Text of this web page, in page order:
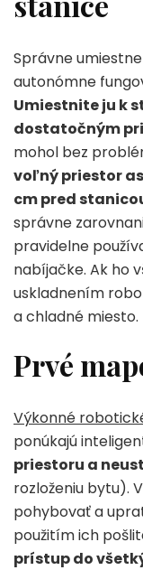
Správne
autonómne
Umiestnite ju k
dostatočným
mohol bez
voľný priestor
cm pred
správne
pravidelne
nabíjačke. Ak ho
uskladnením
a chladné miesto.
Prvé
Výkonné
ponúkajú
priestoru a
rozloženiu bytu).
pohybovať a
použitím ich
prístup do